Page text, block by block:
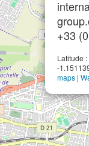
+33
Latitude
-
maps |